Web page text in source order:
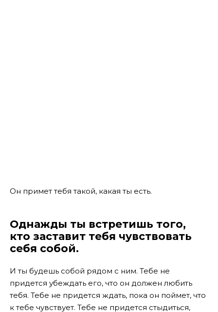
Он примет тебя такой, какая ты есть.
Однажды ты встретишь того,
кто заставит тебя чувствовать
себя собой.
И ты будешь собой рядом с ним. Тебе не
придется убеждать его, что он должен любить
тебя. Тебе не придется ждать, пока он поймет, что
к тебе чувствует. Тебе не придется стыдиться,